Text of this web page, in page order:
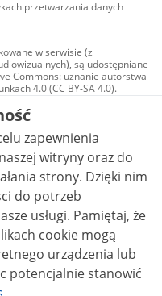
przetwarzania danych
w serwisie (z
są udostępniane
Commons: uznanie autorstwa
4.0 (CC BY-SA 4.0).
w tym zdjęcia, materiały
na licencji typu
autorstwa użycie
zależnych 4.0 (CC BY-
to stwierdzone inaczej.
zapewnienia
witryny oraz do
Dzięki nim
do potrzeb
Pamiętaj, że
cookie mogą
urządzenia lub
potencjalnie stanowić